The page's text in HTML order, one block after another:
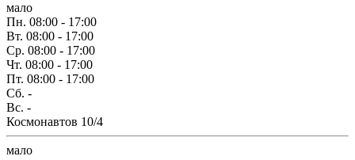
мало
Пн. 08:00 - 17:00
Вт. 08:00 - 17:00
Ср. 08:00 - 17:00
Чт. 08:00 - 17:00
Пт. 08:00 - 17:00
Сб. -
Вс. -
Космонавтов 10/4
мало